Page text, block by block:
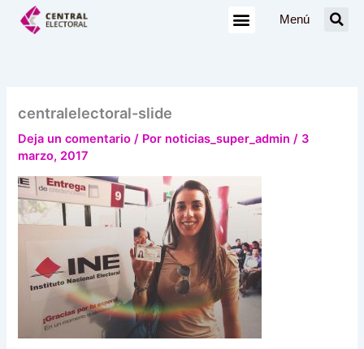
Menú
centralelectoral-slide
Deja un comentario / Por noticias_super_admin/ 3
marzo, 2017